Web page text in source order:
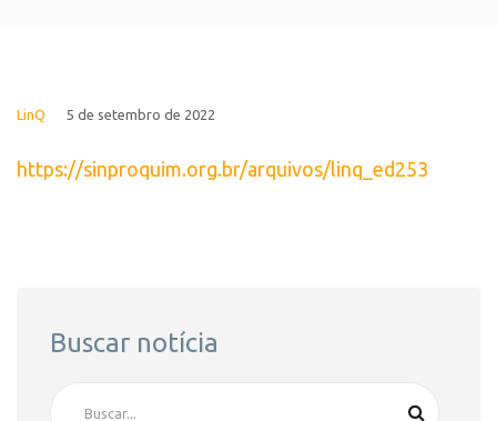
LinQ 5 de setembro de 2022
https://sinproquim.org.br/arquivos/linq_ed253
Buscar notícia